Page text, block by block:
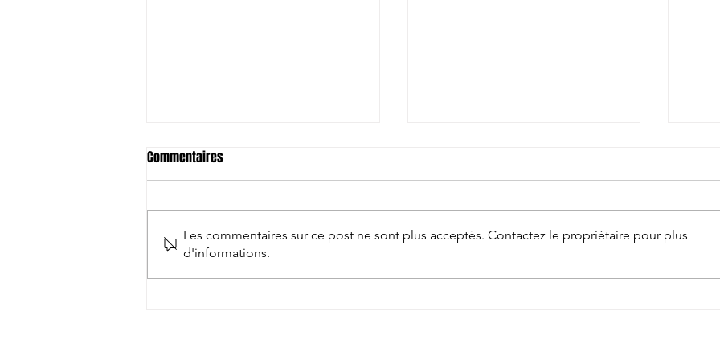
Clap de fin: Entre sourire et
Un samedi Epic et Magic pour les
Commentaires
Les commentaires sur ce post ne sont plus acceptés. Contactez le propriétaire pour plus
d'informations.